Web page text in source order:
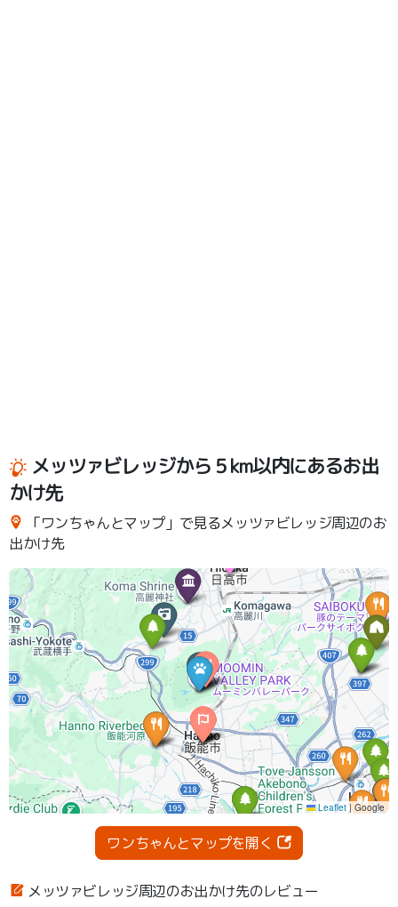
メッツァビレッジから５km以内にあるお出
かけ先
「ワンちゃんとマップ」で見るメッツァビレッジ周辺のお
出かけ先
ワンちゃんとマップを開く
メッツァビレッジ周辺のお出かけ先のレビュー